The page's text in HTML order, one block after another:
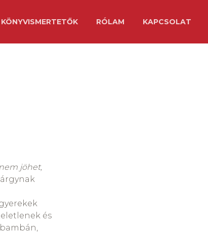
KÖNYVISMERTETŐK RÓLAM KAPCSOLAT
jöhet,
és